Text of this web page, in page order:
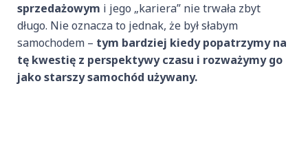
sprzedażowym i jego „kariera” nie trwała zbyt
długo. Nie oznacza to jednak, że był słabym
samochodem – tym bardziej kiedy popatrzymy na
tę kwestię z perspektywy czasu i rozważymy go
jako starszy samochód używany.